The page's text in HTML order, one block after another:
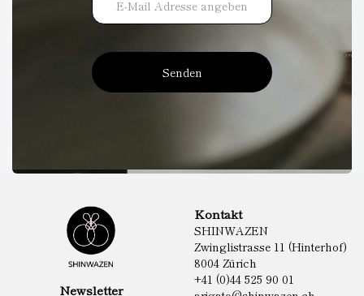
Senden
Newsletter
Kontakt
SHINWAZEN
Zwinglistrasse 11 (Hinterhof)
8004 Zürich
+41 (0)44 525 90 01